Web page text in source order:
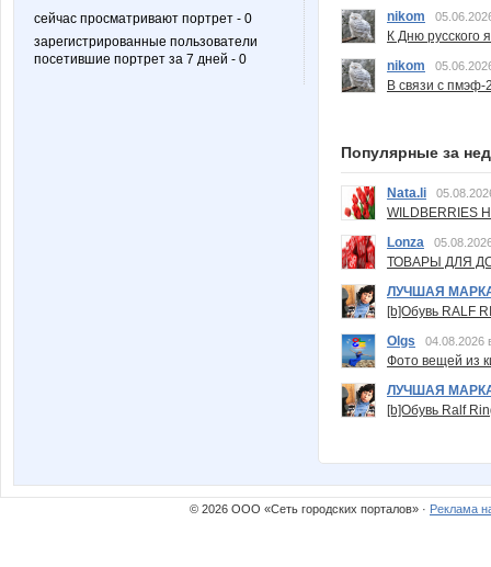
сейчас просматривают портрет - 0
зарегистрированные пользователи
посетившие портрет за 7 дней - 0
nikom
К Дню русского
nikom
В связи с пмэф-
Популярные за
Nata.li
Lonza
ТОВАРЫ ДЛЯ
ЛУЧШАЯ
[b]Обувь RALF
Olgs
04.08.2026
Фото вещей из
ЛУЧШАЯ
[b]Обувь Ralf
© 2026 ООО «Сеть городских порталов» · Реклама